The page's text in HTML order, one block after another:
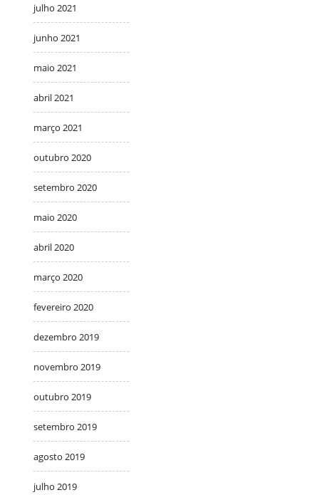
julho 2021
junho 2021
maio 2021
abril 2021
março 2021
outubro 2020
setembro 2020
maio 2020
abril 2020
março 2020
fevereiro 2020
dezembro 2019
novembro 2019
outubro 2019
setembro 2019
agosto 2019
julho 2019